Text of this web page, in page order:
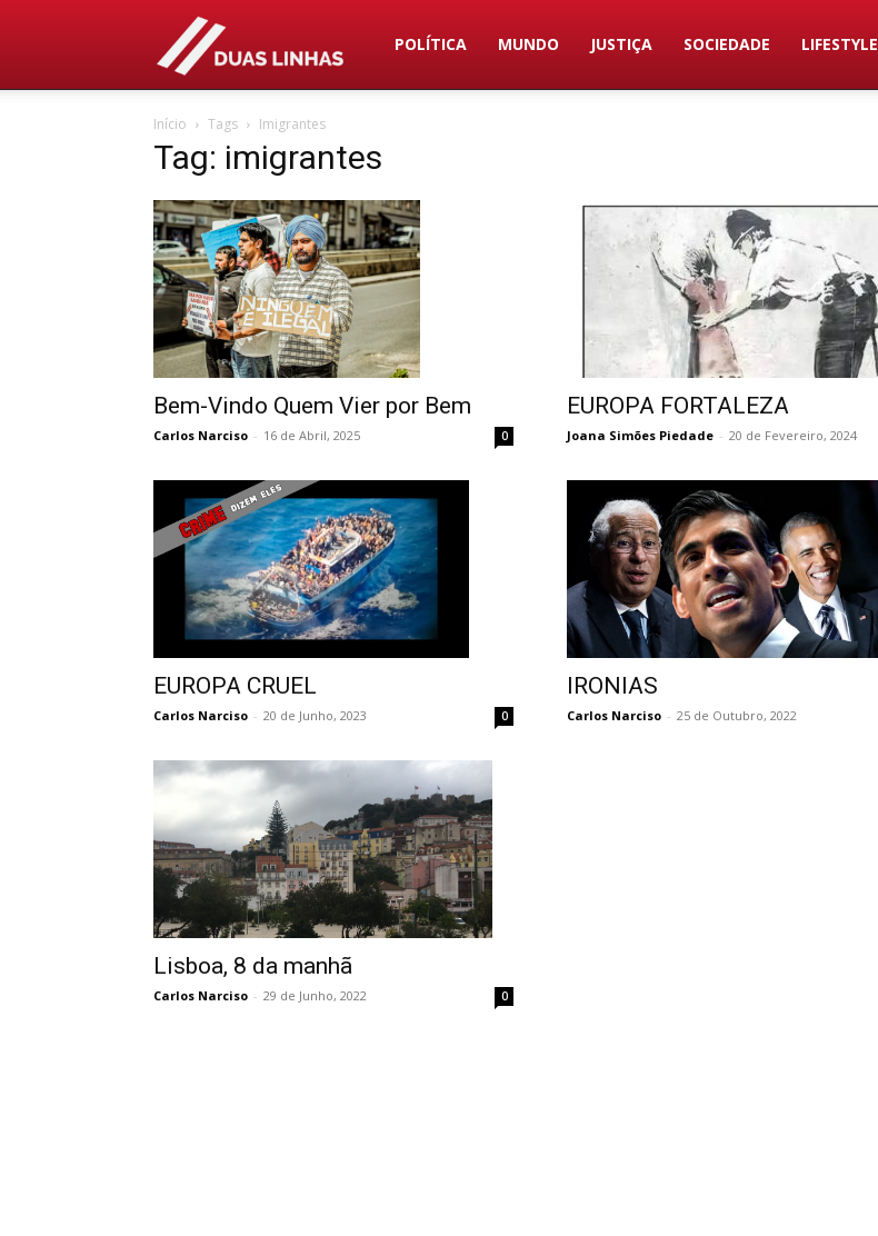
Duas
POLÍTICA MUNDO JUSTIÇA SOCIEDADE LIFESTYLE
Início Tags Imigrantes
Tag: imigrantes
Bem-Vindo Quem Vier por Bem
Carlos Narciso - 16 de Abril, 2025 0
EUROPA FORTALEZA
Joana Simões Piedade - 20 de Fevereiro, 2024
EUROPA CRUEL
Carlos Narciso - 20 de Junho, 2023 0
IRONIAS
Carlos Narciso - 25 de Outubro, 2022
Lisboa, 8 da manhã
Carlos Narciso - 29 de Junho, 2022 0